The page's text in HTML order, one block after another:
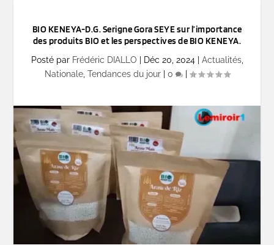
BIO KENEYA-D.G. Serigne Gora SEYE sur l’importance
des produits BIO et les perspectives de BIO KENEYA.
Posté par Frédéric DIALLO Déc 20, 2024| Actualités,
Nationale, Tendances du jour| 0 |